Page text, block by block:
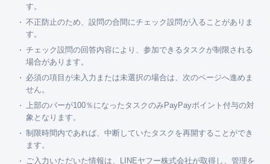
す。
不正防止のため、設問の合間にチェック設問が入ることがありま
す。
チェック設問の回答内容により、参加できるタスクが制限される
場合があります。
必須の項目が未入力または未選択の場合は、次のページへ進めま
せん。
上部のバーが100％になったタスクのみPayPayポイント付与の対
象となります。
制限時間内であれば、中断していたタスクを再開することができ
ます。
ご入力いただいた情報は、LINEヤフー株式会社が取得し、管理を